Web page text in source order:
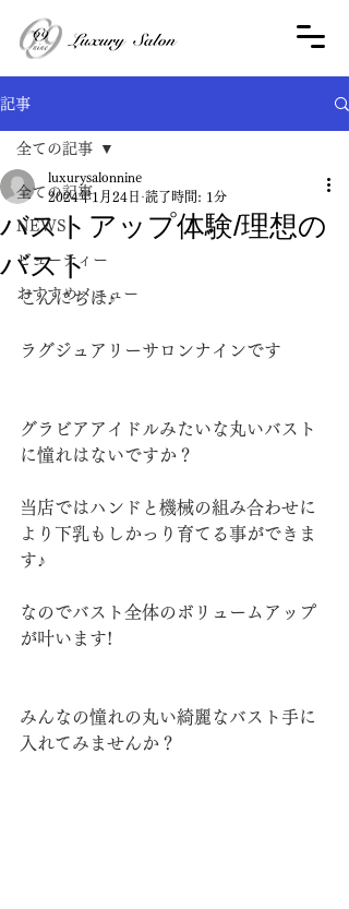
記事
全ての記事
NEWS
ビューティー
おすすめメニュー
全ての記事
バストアップ体験/理想の
バスト
luxurysalonnine
2024年1月24日 読了時間: 1分
こんにちは♪
ラグジュアリーサロンナインです
グラビアアイドルみたいな丸いバスト
に憧れはないですか？
当店ではハンドと機械の組み合わせに
より下乳もしかっり育てる事ができま
す♪
なのでバスト全体のボリュームアップ
が叶います!
みんなの憧れの丸い綺麗なバスト手に
入れてみませんか？